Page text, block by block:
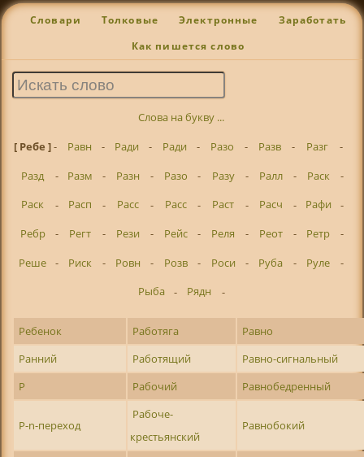
Словари Толковые Электронные Заработать
Как пишется слово
Слова на букву ...
[ Ребе ]- Равн - Ради - Ради - Разо - Разв - Разг
-
Разд
- Разм - Разн - Разо - Разу - Ралл - Раск
-
Раск
- Расп - Расс - Расс - Раст - Расч - Рафи
-
Ребр
- Регт - Рези - Рейс - Реля - Реот - Ретр
-
Реше
- Риск - Ровн - Розв - Роси - Руба - Руле
-
Рыба
- Рядн -
Ребенок Работяга
Равно
Ранний
Работящий
Равно-сигнальный
Р
Рабочий Равнобедренный
Р-n-переход
Рабоче-
крестьянский
Равнобокий